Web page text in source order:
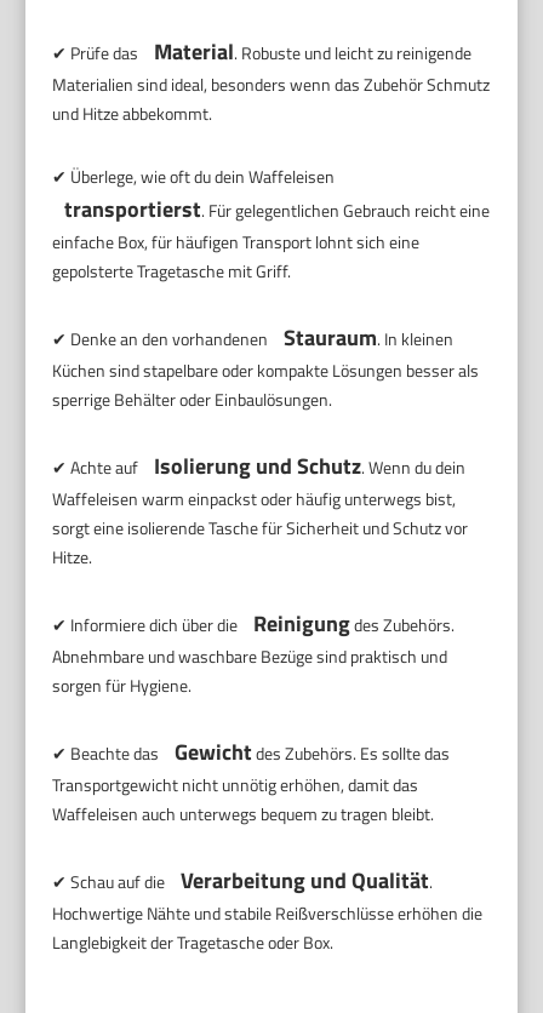
✔ Prüfe das Material. Robuste und leicht zu reinigende
Materialien sind ideal, besonders wenn das Zubehör Schmutz
und Hitze abbekommt.
✔ Überlege, wie oft du dein Waffeleisen
transportierst. Für gelegentlichen Gebrauch reicht eine
einfache Box, für häufigen Transport lohnt sich eine
gepolsterte Tragetasche mit Griff.
✔ Denke an den vorhandenen Stauraum. In kleinen
Küchen sind stapelbare oder kompakte Lösungen besser als
sperrige Behälter oder Einbaulösungen.
✔ Achte auf Isolierung und Schutz. Wenn du dein
Waffeleisen warm einpackst oder häufig unterwegs bist,
sorgt eine isolierende Tasche für Sicherheit und Schutz vor
Hitze.
✔ Informiere dich über die Reinigungdes Zubehörs.
Abnehmbare und waschbare Bezüge sind praktisch und
sorgen für Hygiene.
✔ Beachte das Gewichtdes Zubehörs. Es sollte das
Transportgewicht nicht unnötig erhöhen, damit das
Waffeleisen auch unterwegs bequem zu tragen bleibt.
✔ Schau auf die Verarbeitung und Qualität.
Hochwertige Nähte und stabile Reißverschlüsse erhöhen die
Langlebigkeit der Tragetasche oder Box.